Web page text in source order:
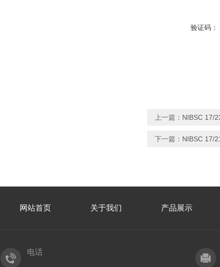
验证码：
上一篇： NIBSC 17/
下一篇： NIBSC 17/
网站首页 关于我们 产品展示
电话